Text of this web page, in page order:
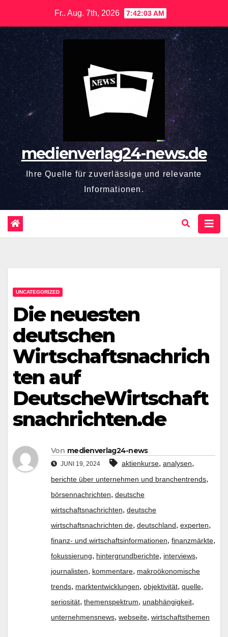
springen
Fr.. Aug. 7th, 2026 7:42:04 AM
medienverlag24-news.de
Ihre Quelle für zuverlässige und relevante
Informationen.
UNCATEGORIZED
Die neuesten
deutschen
Wirtschaftsnachrich
ten auf
DeutscheWirtschaft
snachrichten.de
Von medienverlag24-news
JUNI 19, 2024 aktienkurse, analysen,
berichte über unternehmen und branchentrends,
börsennachrichten, deutsche
wirtschaftsnachrichten, deutsche
wirtschaftsnachrichten de, deutschland, experten,
finanz- und wirtschaftsinformationen, finanzmärkte,
fokussierung, hintergrundberichte, interviews,
journalisten, kommentare, makroökonomische
trends, marktentwicklungen, objektivität, quelle,
seriosität, themenspektrum, unabhängigkeit,
unternehmensnews, webseite, wirtschaftsthemen